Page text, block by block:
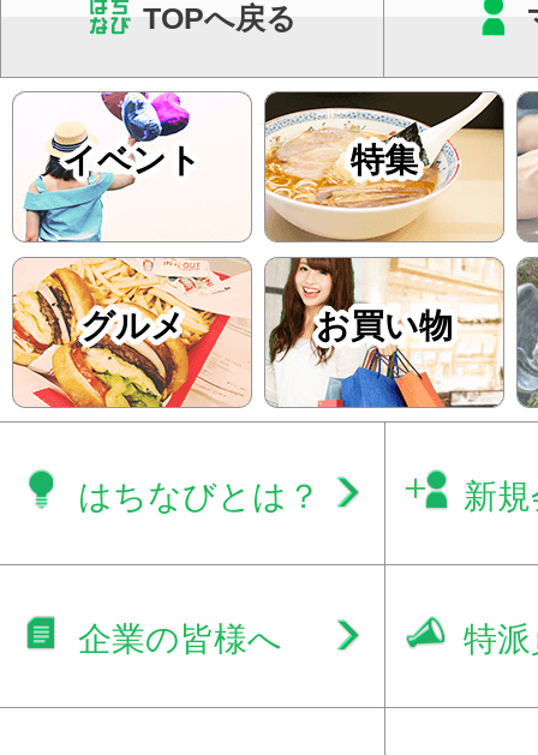
TOPへ戻る
イベント 特集
グルメ お買い物
はちなびとは？ 新
企業の皆様へ 特